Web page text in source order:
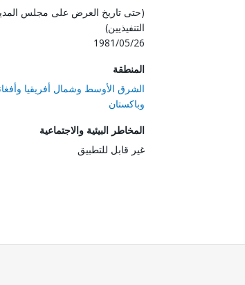
(حتى تاريخ العرض على مجلس
التنفيذيين)
1981/05/26
المنطقة
الشرق الأوسط وشمال أفريقيا
وباكستان
المخاطر البيئية والاجتماعية
غير قابل للتطبيق